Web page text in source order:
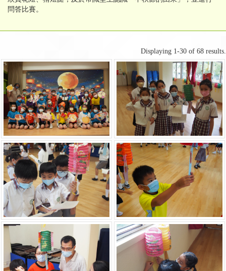
問答比賽。
Displaying 1-30 of 68 results.